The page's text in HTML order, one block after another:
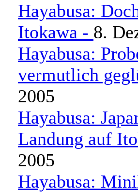
Hayabusa:
Itokawa - 8.
Hayabusa:
vermutlich
2005
Hayabusa:
Landung auf
2005
Hayabusa: